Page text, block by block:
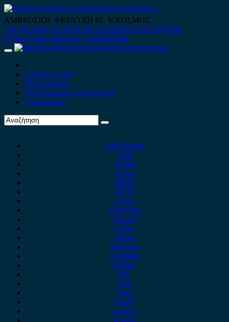
Skip
to
content
ΑΜΒΡΟΣΙΟΥ ΦΡΑΝΤΖΗ 67, Ν.ΚΟΣΜΟΣ
210 9012444 210 9239148 210 9238158 210 9026839
Κινητό-Viber-whatsapp : 6980507900
Primary
Αρχική Σελίδα
Ποιοί είμαστε
Ανταλλακτικά Αυτοκινήτων
Επικοινωνία
Alfa Romeo
Audi
Austin
Acura
BMW
BYD
Chery
Chevrolet
Citroen
Cupra
Dacia
Daewoo
Daihatsu
Dodge
DS
Fiat
Ford
Geely
Gonow
Honda